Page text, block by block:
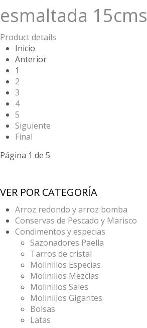
esmaltada 15cms
Product details
Inicio
Anterior
1
2
3
4
5
Siguiente
Final
Página 1 de 5
VER POR CATEGORÍA
Arroz redondo y arroz bomba
Conservas de Pescado y Marisco
Condimentos y especias
Sazonadores Paella
Tarros de cristal
Molinillos Especias
Molinillos Mezclas
Molinillos Sales
Molinillos Gigantes
Bolsas
Latas